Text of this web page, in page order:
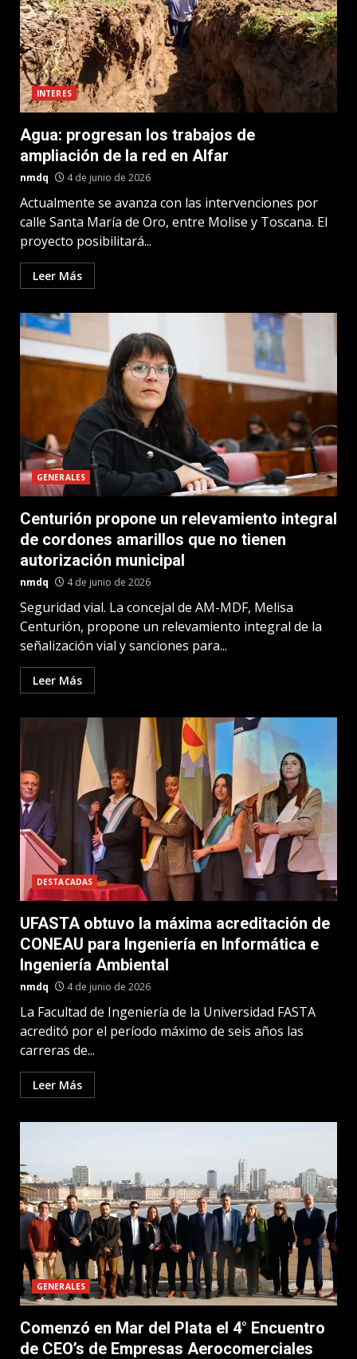
INTERES
Agua: progresan los trabajos de
ampliación de la red en Alfar
nmdq 4 de junio de 2026
Actualmente se avanza con las intervenciones por
calle Santa María de Oro, entre Molise y Toscana. El
proyecto posibilitará...
Leer Más
GENERALES
Centurión propone un relevamiento integral
de cordones amarillos que no tienen
autorización municipal
nmdq 4 de junio de 2026
Seguridad vial. La concejal de AM-MDF, Melisa
Centurión, propone un relevamiento integral de la
señalización vial y sanciones para...
Leer Más
DESTACADAS
UFASTA obtuvo la máxima acreditación de
CONEAU para Ingeniería en Informática e
Ingeniería Ambiental
nmdq 4 de junio de 2026
La Facultad de Ingeniería de la Universidad FASTA
acreditó por el período máximo de seis años las
carreras de...
Leer Más
GENERALES
Comenzó en Mar del Plata el 4° Encuentro
de CEO’s de Empresas Aerocomerciales